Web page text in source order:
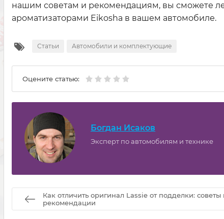
нашим советам и рекомендациям, вы сможете
ароматизаторами Eikosha в вашем автомобиле.
Статьи Автомобили и комплектующие
Оцените статью:
Богдан Исаков
Эксперт по автомобилям и технике
Как отличить оригинал Lassie от подделки: советы
рекомендации